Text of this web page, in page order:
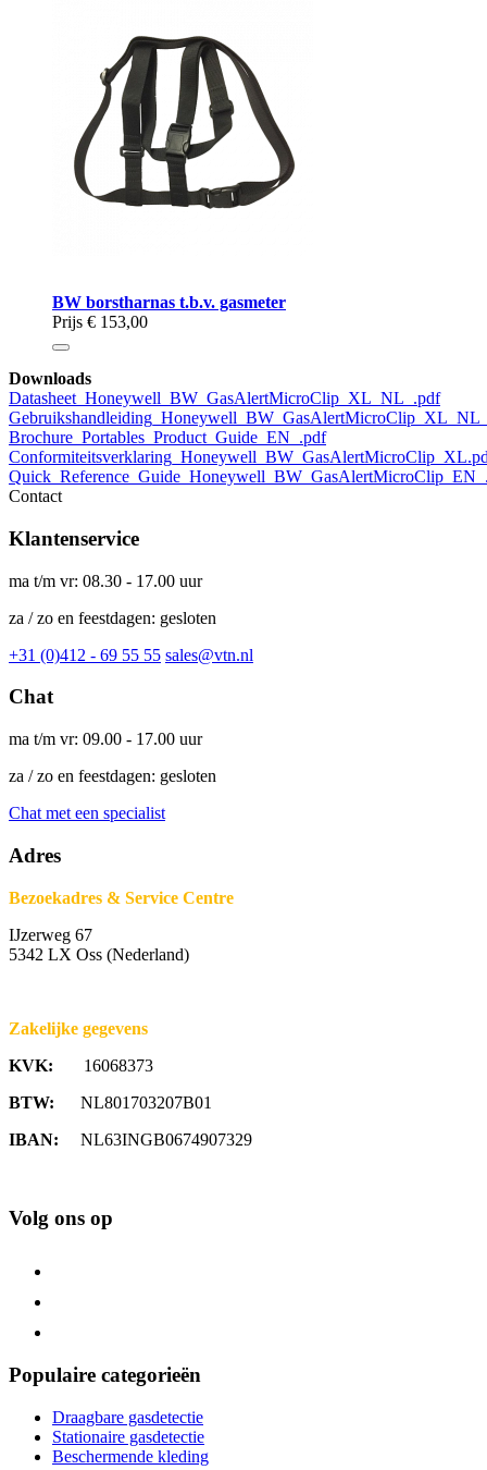
BW borstharnas t.b.v. gasmeter
Prijs € 153,00
Downloads
Datasheet_Honeywell_BW_GasAlertMicroClip_XL_NL_.pdf
Brochure_Portables_Product_Guide_EN_.pdf
Contact
Klantenservice
ma t/m vr: 08.30 - 17.00 uur
za / zo en feestdagen: gesloten
+31 (0)412 - 69 55 55 sales@vtn.nl
Chat
ma t/m vr: 09.00 - 17.00 uur
za / zo en feestdagen: gesloten
Chat met een specialist
Adres
Bezoekadres & Service Centre
IJzerweg 67
5342 LX Oss (Nederland)
Zakelijke gegevens
KVK: 16068373
BTW: NL801703207B01
IBAN: NL63INGB0674907329
Volg ons op
Populaire categorieën
Draagbare gasdetectie
Stationaire gasdetectie
Beschermende kleding